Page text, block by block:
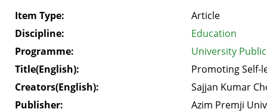
Item Type:
Article
Discipline:
Education
Programme:
University
Title(English):
Promoting Self-
Creators(English):
Sajjan Kumar
Publisher:
Azim Premji